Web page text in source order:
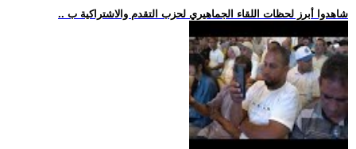
.. شاهدوا أبرز لحظات اللقاء الجماهيري لحزب التقدم والاشتراكية ب